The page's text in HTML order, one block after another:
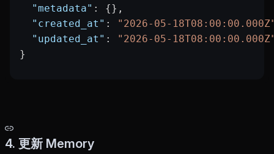
  "metadata"
: {},
  "created_at"
:
"2026-05-
  "updated_at"
:
"2026-05-
}
4. 更新 Memory